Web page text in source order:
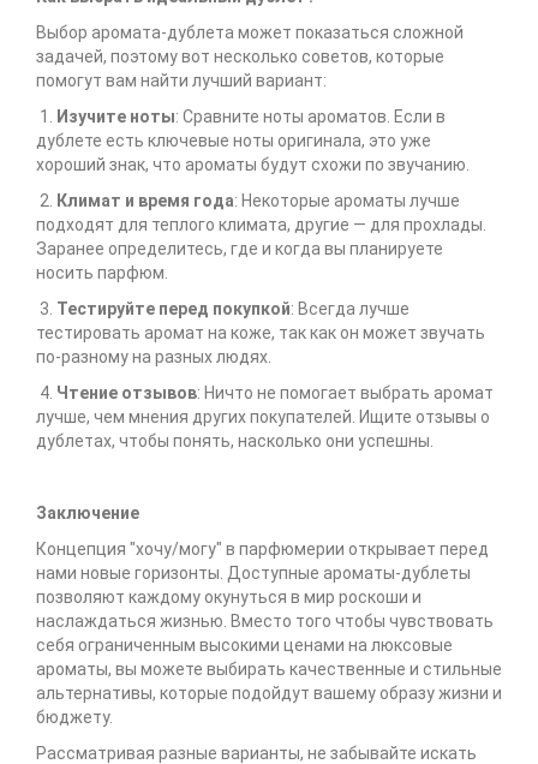
Выбор аромата-дублета может показаться сложной
задачей, поэтому вот несколько советов, которые
помогут вам найти лучший вариант:
1.
Изучите ноты: Сравните ноты ароматов. Если в
дублете есть ключевые ноты оригинала, это уже
хороший знак, что ароматы будут схожи по звучанию.
2.
Климат и время года: Некоторые ароматы лучше
подходят для теплого климата, другие — для прохлады.
Заранее определитесь, где и когда вы планируете
носить парфюм.
3. Тестируйте перед покупкой: Всегда лучше
тестировать аромат на коже, так как он может звучать
по-разному на разных людях.
4. Чтение отзывов: Ничто не помогает выбрать аромат
лучше, чем мнения других покупателей. Ищите отзывы о
дублетах, чтобы понять, насколько они успешны.
Заключение
Концепция "хочу/могу" в парфюмерии открывает перед
нами новые горизонты. Доступные ароматы-дублеты
позволяют каждому окунуться в мир роскоши и
наслаждаться жизнью. Вместо того чтобы чувствовать
себя ограниченным высокими ценами на люксовые
ароматы, вы можете выбирать качественные и стильные
альтернативы, которые подойдут вашему образу жизни и
бюджету.
Рассматривая разные варианты, не забывайте искать